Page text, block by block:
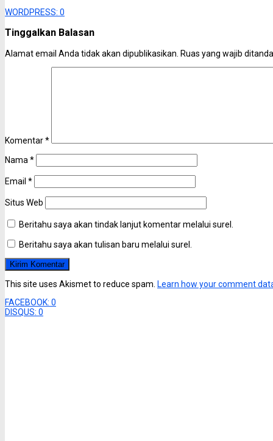
WORDPRESS: 0
Tinggalkan Balasan
Alamat email Anda tidak akan dipublikasikan. Ruas yang wajib
Komentar*
Nama *
Email *
Situs Web
Beritahu saya akan tindak lanjut komentar melalui surel.
Beritahu saya akan tulisan baru melalui surel.
This site uses Akismet to reduce spam. Learn how your comment
FACEBOOK: 0
DISQUS: 0